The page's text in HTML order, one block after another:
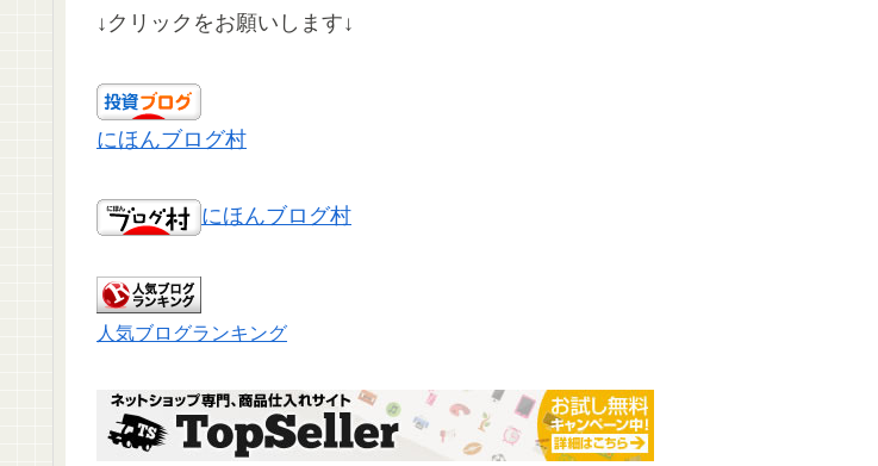
↓クリックをお願いします↓
にほんブログ村
にほんブログ村
人気ブログランキング